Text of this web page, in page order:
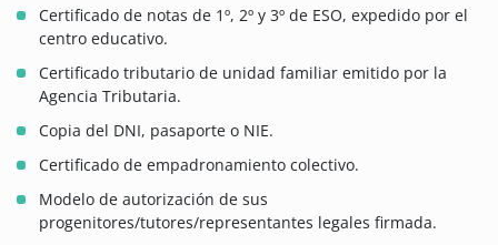
Certificado de notas de 1º, 2º y 3º de ESO, expedido por el
centro educativo.
Certificado tributario de unidad familiar emitido por la
Agencia Tributaria.
Copia del DNI, pasaporte o NIE.
Certificado de empadronamiento colectivo.
Modelo de autorización de sus
progenitores/tutores/representantes legales firmada.